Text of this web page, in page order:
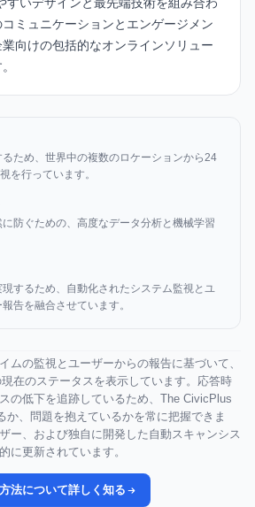
すいデザインと最先端技術を組み合わ
ミュニケーションとエンゲージメン
業向けの包括的なオンラインソリュー
ため、世界中の複数のロケーションから24
を行っています。
防ぐための、高度なデータ分析と機械学習
するため、自動化されたシステム監視とユ
告を融合させています。
ムの監視とユーザーからの報告に基づいて、
在のステータスを表示しています。応答時
の低下を追跡しているため、The CivicPlus
か、問題を抱えているかを常に把握できま
ー、および独自に開発した自動スキャンシス
に更新されています。
法について詳しく知る